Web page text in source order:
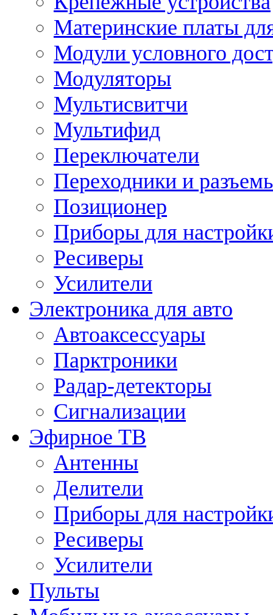
Материнские платы
Модули условного
Модуляторы
Мультисвитчи
Мультифид
Переключатели
Переходники и
Позиционер
Приборы для
Ресиверы
Усилители
Электроника для авто
Автоаксессуары
Парктроники
Радар-детекторы
Сигнализации
Эфирное ТВ
Антенны
Делители
Приборы для
Ресиверы
Усилители
Пульты